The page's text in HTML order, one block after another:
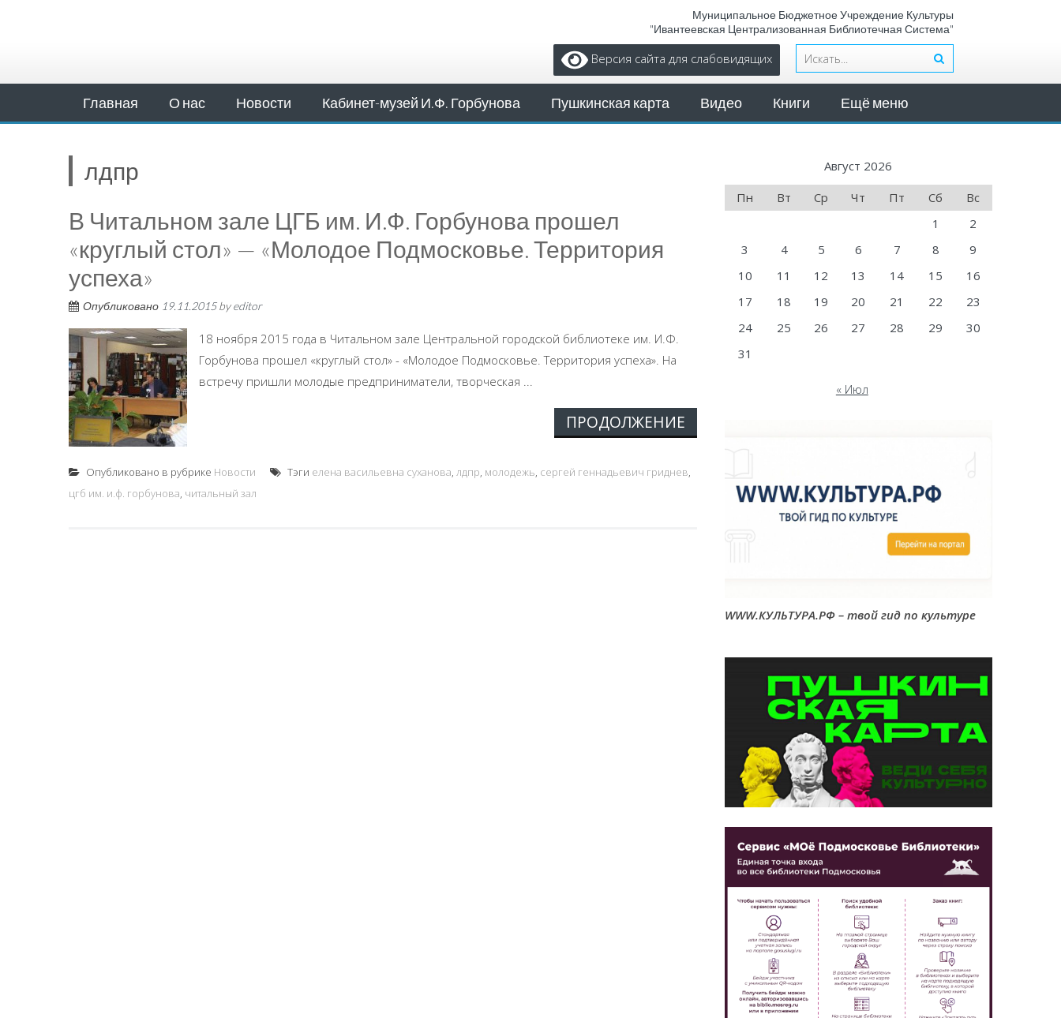
Муниципальное Бюджетное Учреждение Культуры
"Ивантеевская Централизованная Библиотечная Система"
Версия сайта для слабовидящих
Главная О нас Новости Кабинет-музей И.Ф. Горбунова Пушкинская карта Видео Книги Ещё меню
лдпр
В Читальном зале ЦГБ им. И.Ф. Горбунова прошел
«круглый стол» — «Молодое Подмосковье. Территория
успеха»
Опубликовано 19.11.2015byeditor
18 ноября 2015 года в Читальном зале Центральной городской библиотеке им. И.Ф.
Горбунова прошел «круглый стол» - «Молодое Подмосковье. Территория успеха». На
встречу пришли молодые предприниматели, творческая ...
ПРОДОЛЖЕНИЕ
Опубликовано в рубрике Новости Тэги елена васильевна суханова, лдпр, молодежь, сергей геннадьевич гриднев,
цгб им. и.ф. горбунова, читальный зал
Август 2026
Пн
Вт Ср Чт Пт Сб
Вс
1
2
3
4 5 6 7 8
9
10
11 12 13 14 15
16
17
18 19 20 21 22
23
24
25 26 27 28 29
30
31
« Июл
WWW.КУЛЬТУРА.РФ – твой гид по культуре